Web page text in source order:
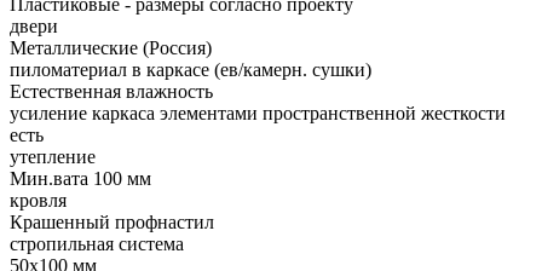
Пластиковые - размеры согласно проекту
двери
Металлические (Россия)
пиломатериал в каркасе (ев/камерн. сушки)
Естественная влажность
усиление каркаса элементами пространственной жесткости
есть
утепление
Мин.вата 100 мм
кровля
Крашенный профнастил
стропильная система
50х100 мм